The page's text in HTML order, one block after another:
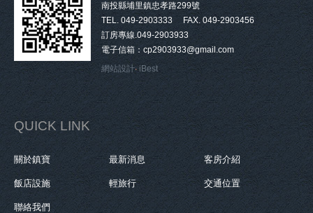
南投縣埔里鎮忠孝路299號
TEL. 049-2903333 FAX. 049-2903456
訂房專線.049-2903933
電子信箱：cp2903933@gmail.com
網站設計‧ iBest
QUICK LINK
關於鎮寶 最新消息 客房介紹
飯店設施 輕旅行 交通位置
聯絡我們